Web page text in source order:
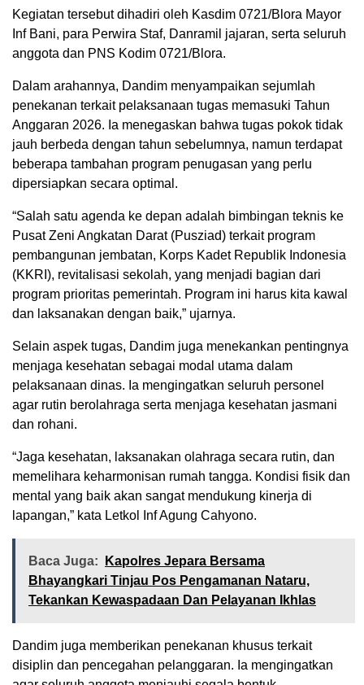
Kegiatan tersebut dihadiri oleh Kasdim 0721/Blora Mayor
Inf Bani, para Perwira Staf, Danramil jajaran, serta seluruh
anggota dan PNS Kodim 0721/Blora.
Dalam arahannya, Dandim menyampaikan sejumlah
penekanan terkait pelaksanaan tugas memasuki Tahun
Anggaran 2026. Ia menegaskan bahwa tugas pokok tidak
jauh berbeda dengan tahun sebelumnya, namun terdapat
beberapa tambahan program penugasan yang perlu
dipersiapkan secara optimal.
“Salah satu agenda ke depan adalah bimbingan teknis ke
Pusat Zeni Angkatan Darat (Pusziad) terkait program
pembangunan jembatan, Korps Kadet Republik Indonesia
(KKRI), revitalisasi sekolah, yang menjadi bagian dari
program prioritas pemerintah. Program ini harus kita kawal
dan laksanakan dengan baik,” ujarnya.
Selain aspek tugas, Dandim juga menekankan pentingnya
menjaga kesehatan sebagai modal utama dalam
pelaksanaan dinas. Ia mengingatkan seluruh personel
agar rutin berolahraga serta menjaga kesehatan jasmani
dan rohani.
“Jaga kesehatan, laksanakan olahraga secara rutin, dan
memelihara keharmonisan rumah tangga. Kondisi fisik dan
mental yang baik akan sangat mendukung kinerja di
lapangan,” kata Letkol Inf Agung Cahyono.
Baca Juga:
Kapolres Jepara Bersama
Bhayangkari Tinjau Pos Pengamanan Nataru,
Tekankan Kewaspadaan Dan Pelayanan Ikhlas
Dandim juga memberikan penekanan khusus terkait
disiplin dan pencegahan pelanggaran. Ia mengingatkan